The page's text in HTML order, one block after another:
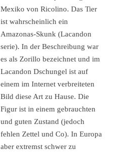
Mexiko von Ricolino. Das Tier
ist wahrscheinlich ein
Amazonas-Skunk (Lacandon
serie). In der Beschreibung war
es als Zorillo bezeichnet und im
Lacandon Dschungel ist auf
einem im Internet verbreiteten
Bild diese Art zu Hause. Die
Figur ist in einem gebrauchten
und guten Zustand (jedoch
fehlen Zettel und Co). In Europa
aber extremst schwer zu